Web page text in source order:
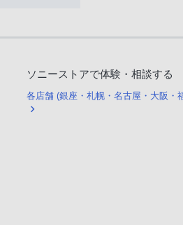
ソニーストアで体験・相談する
各店舗 (銀座・札幌・名古屋・大阪・